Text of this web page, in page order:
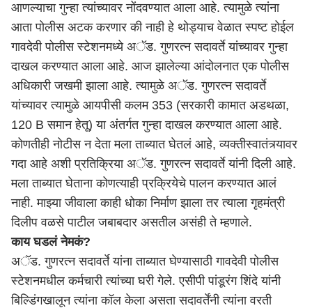
आणल्याचा गुन्हा त्यांच्यावर नोंदवण्यात आला आहे. त्यामुळे त्यांना
आता पोलीस अटक करणार की नाही हे थोड्याच वेळात स्पष्ट होईल
गावदेवी पोलीस स्टेशनमध्ये अॅड. गुणरत्न सदावर्ते यांच्यावर गुन्हा
दाखल करण्यात आला आहे. आज झालेल्या आंदोलनात एक पोलीस
अधिकारी जखमी झाला आहे. त्यामुळे अॅड. गुणरत्न सदावर्ते
यांच्यावर त्यामुळे आयपीसी कलम 353 (सरकारी कामात अडथळा,
120 B समान हेतू) या अंतर्गत गुन्हा दाखल करण्यात आला आहे.
कोणतीही नोटीस न देता मला ताब्यात घेतलं आहे, व्यक्तीस्वातंत्र्यावर
गदा आहे अशी प्रतिक्रिया अॅड. गुणरत्न सदावर्ते यांनी दिली आहे.
मला ताब्यात घेताना कोणत्याही प्रक्रियेचे पालन करण्यात आलं
नाही. माझ्या जीवाला काही धोका निर्माण झाला तर त्याला गृहमंत्री
दिलीप वळसे पाटील जबाबदार असतील असंही ते म्हणाले.
काय घडलं नेमकं?
अॅड. गुणरत्न सदावर्ते यांना ताब्यात घेण्यासाठी गावदेवी पोलीस
स्टेशनमधील कर्मचारी त्यांच्या घरी गेले. एसीपी पांडूरंग शिंदे यांनी
बिल्डिंगखालून त्यांना कॉल केला असता सदावर्तेंनी त्यांना वरती